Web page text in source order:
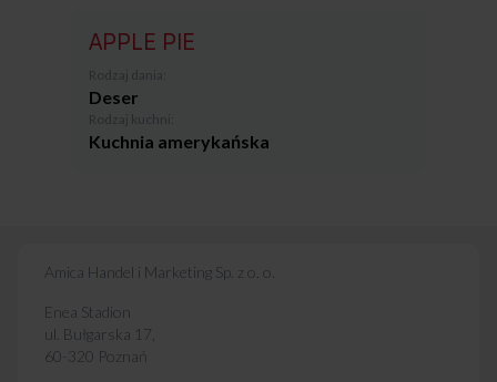
APPLE PIE
Deser
Kuchnia amerykańska
Amica Handel i Marketing Sp. z o. o.
Enea Stadion
ul. Bułgarska 17,
60-320 Poznań